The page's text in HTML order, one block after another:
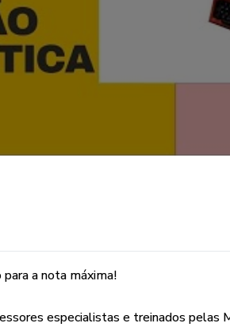
para a nota máxima!
especialistas e treinados pelas